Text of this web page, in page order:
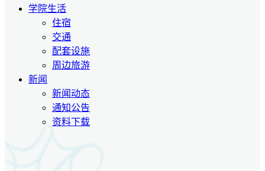
学院生活
住宿
交通
配套设施
周边旅游
新闻
新闻动态
通知公告
资料下载